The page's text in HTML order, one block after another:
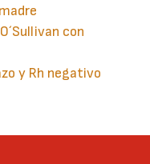
con
y Rh negativo